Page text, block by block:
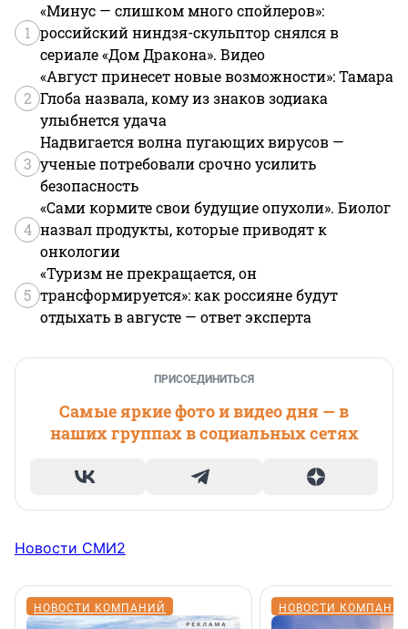
1
«Минус — слишком много спойлеров»:
российский ниндзя-скульптор снялся в
сериале «Дом Дракона». Видео
2
«Август принесет новые возможности»: Тамара
Глоба назвала, кому из знаков зодиака
улыбнется удача
3
Надвигается волна пугающих вирусов —
ученые потребовали срочно усилить
безопасность
4
«Сами кормите свои будущие опухоли». Биолог
назвал продукты, которые приводят к
онкологии
5
«Туризм не прекращается, он
трансформируется»: как россияне будут
отдыхать в августе — ответ эксперта
ПРИСОЕДИНИТЬСЯ
Самые яркие фото и видео дня — в
наших группах в социальных сетях
Новости СМИ2
НОВОСТИ КОМПАНИЙ НОВОСТИ